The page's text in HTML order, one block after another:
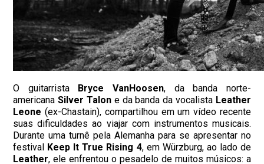
O guitarrista Bryce VanHoosen, da banda norte-
americanaSilver Talon e da banda da vocalista Leather
Leone(ex-Chastain), compartilhou em um vídeo recente
suas dificuldades ao viajar com instrumentos musicais.
Durante uma turnê pela Alemanha para se apresentar no
festival Keep It True Rising 4, em Würzburg, ao lado de
Leather, ele enfrentou o pesadelo de muitos músicos: a